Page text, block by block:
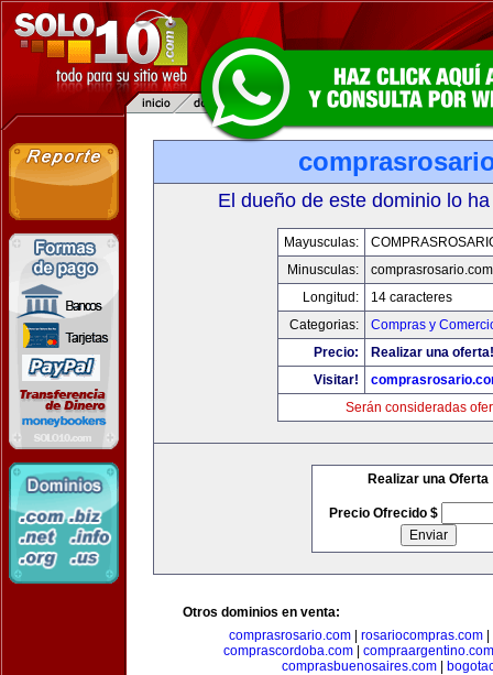
El dueño de este dominio lo
Mayusculas:
Minusculas:
comprasrosario.com
Longitud:
14 caracteres
Categorias:
Compras y
Precio:
Realizar una oferta!
Visitar!
Serán consideradas
Realizar una Oferta
Precio Ofrecido $
Otros dominios en venta:
comprasrosario.com
rosariocompras.com
comprascordoba.com
compraargentino.com
comprasbuenosaires.com|